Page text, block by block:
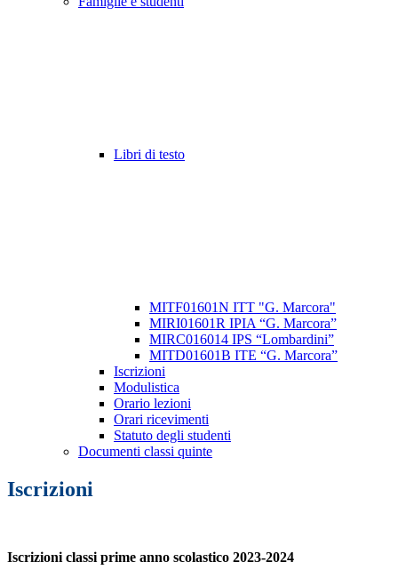
Libri di testo
MITF01601N ITT "G. Marcora"
MIRI01601R IPIA “G. Marcora”
MIRC016014 IPS “Lombardini”
MITD01601B ITE “G. Marcora”
Iscrizioni
Modulistica
Orario lezioni
Orari ricevimenti
Statuto degli studenti
Documenti classi quinte
Iscrizioni
Iscrizioni classi prime anno scolastico 2023-2024